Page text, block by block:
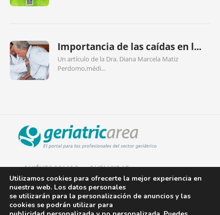
Importancia de las caídas en l...
Un artículo de la Dra. Diana Marcela Matiz
Perdomo,médi...
QUIÉNES SOMOS PUBLICIDAD
AVISO LEGAL
POLÍTICA DE COOKIES
Utilizamos cookies para ofrecerte la mejor experiencia en
nuestra web. Los datos personales
se utilizarán para la personalización de anuncios y las
cookies se podrán utilizar para